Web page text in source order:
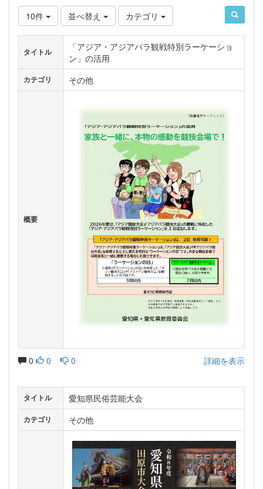
10件 並べ替え カテゴリ
タイトル
「アジア・アジアパラ観戦特別ラーケーショ
ン」の活用
カテゴリ その他
概要
0 0 0 詳細を表示
タイトル 愛知県民俗芸能大会
カテゴリ その他